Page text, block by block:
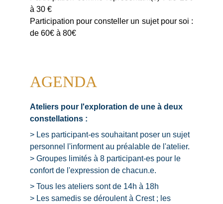
à 30 €
Participation pour consteller un sujet pour soi :
de 60€ à 80€
AGENDA
Ateliers pour l'exploration de une à deux
constellations :
> Les participant-es souhaitant poser un sujet
personnel l'informent au préalable de l'atelier.
> Groupes limités à 8 participant-es pour le
confort de l'expression de chacun.e.
> Tous les ateliers sont de 14h à 18h
> Les samedis se déroulent à Crest ; les